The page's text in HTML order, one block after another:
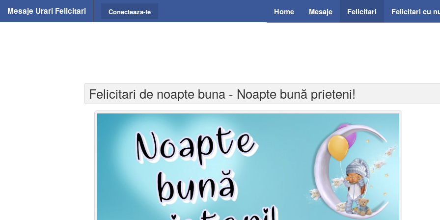
Mesaje Urari Felicitari Home Mesaje Felicitari Felicitari cu
Conecteaza-te
Felicitari de noapte buna - Noapte bună prieteni!